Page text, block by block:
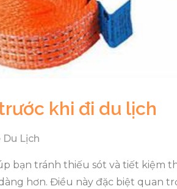
khi đi du lịch
Du Lịch
bạn tránh thiếu sót và tiết kiệm
hơn. Điều này đặc biệt quan